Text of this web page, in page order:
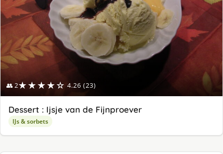
👥 2★★★★☆ 4.26 (23)
Dessert : Ijsje van de Fijnproever
IJs & sorbets